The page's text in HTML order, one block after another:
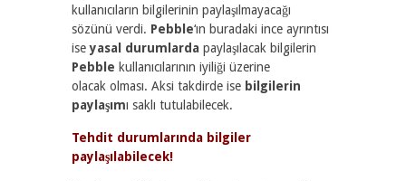
kullanıcıların bilgilerinin paylaşılmayacağı
sözünü verdi. Pebble‘ın buradaki ince ayrıntısı
iseyasal durumlarda paylaşılacak bilgilerin
Pebble kullanıcılarının iyiliği üzerine
olacak olması. Aksi takdirde ise bilgilerin
paylaşımı saklı tutulabilecek.
Tehdit durumlarında bilgiler
paylaşılabilecek!